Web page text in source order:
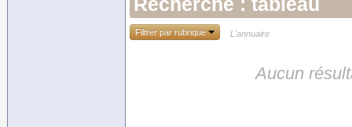
Recherche : tableau
Filtrer par rubrique L'annuaire
Aucun